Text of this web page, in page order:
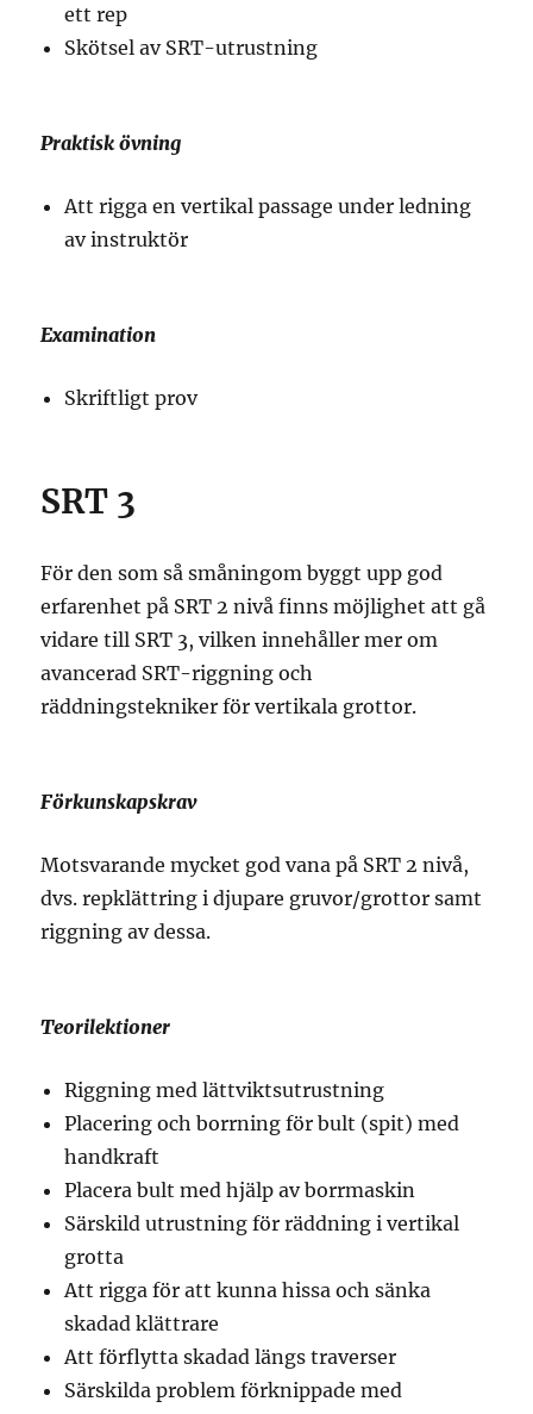
ett rep
Skötsel av SRT-utrustning
Praktisk övning
Att rigga en vertikal passage under ledning
av instruktör
Examination
Skriftligt prov
SRT 3
För den som så småningom byggt upp god
erfarenhet på SRT 2 nivå finns möjlighet att gå
vidare till SRT 3, vilken innehåller mer om
avancerad SRT-riggning och
räddningstekniker för vertikala grottor.
Förkunskapskrav
Motsvarande mycket god vana på SRT 2 nivå,
dvs. repklättring i djupare gruvor/grottor samt
riggning av dessa.
Teorilektioner
Riggning med lättviktsutrustning
Placering och borrning för bult (spit) med
handkraft
Placera bult med hjälp av borrmaskin
Särskild utrustning för räddning i vertikal
grotta
Att rigga för att kunna hissa och sänka
skadad klättrare
Att förflytta skadad längs traverser
Särskilda problem förknippade med